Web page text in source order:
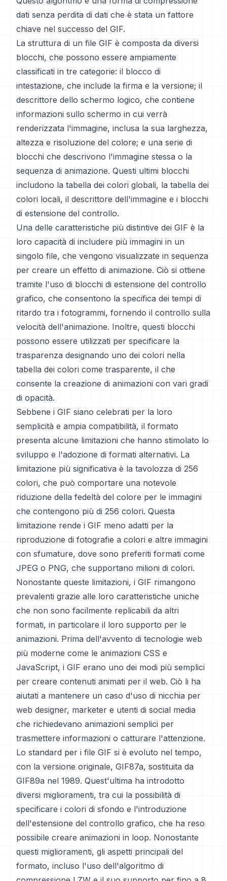
dati senza perdita di dati che è stata un fattore
chiave nel successo del GIF.
La struttura di un file GIF è composta da diversi
blocchi, che possono essere ampiamente
classificati in tre categorie: il blocco di
intestazione, che include la firma e la versione; il
descrittore dello schermo logico, che contiene
informazioni sullo schermo in cui verrà
renderizzata l'immagine, inclusa la sua larghezza,
altezza e risoluzione del colore; e una serie di
blocchi che descrivono l'immagine stessa o la
sequenza di animazione. Questi ultimi blocchi
includono la tabella dei colori globali, la tabella dei
colori locali, il descrittore dell'immagine e i blocchi
di estensione del controllo.
Una delle caratteristiche più distintive dei GIF è la
loro capacità di includere più immagini in un
singolo file, che vengono visualizzate in sequenza
per creare un effetto di animazione. Ciò si ottiene
tramite l'uso di blocchi di estensione del controllo
grafico, che consentono la specifica dei tempi di
ritardo tra i fotogrammi, fornendo il controllo sulla
velocità dell'animazione. Inoltre, questi blocchi
possono essere utilizzati per specificare la
trasparenza designando uno dei colori nella
tabella dei colori come trasparente, il che
consente la creazione di animazioni con vari gradi
di opacità.
Sebbene i GIF siano celebrati per la loro
semplicità e ampia compatibilità, il formato
presenta alcune limitazioni che hanno stimolato lo
sviluppo e l'adozione di formati alternativi. La
limitazione più significativa è la tavolozza di 256
colori, che può comportare una notevole
riduzione della fedeltà del colore per le immagini
che contengono più di 256 colori. Questa
limitazione rende i GIF meno adatti per la
riproduzione di fotografie a colori e altre immagini
con sfumature, dove sono preferiti formati come
JPEG o PNG, che supportano milioni di colori.
Nonostante queste limitazioni, i GIF rimangono
prevalenti grazie alle loro caratteristiche uniche
che non sono facilmente replicabili da altri
formati, in particolare il loro supporto per le
animazioni. Prima dell'avvento di tecnologie web
più moderne come le animazioni CSS e
JavaScript, i GIF erano uno dei modi più semplici
per creare contenuti animati per il web. Ciò li ha
aiutati a mantenere un caso d'uso di nicchia per
web designer, marketer e utenti di social media
che richiedevano animazioni semplici per
trasmettere informazioni o catturare l'attenzione.
Lo standard per i file GIF si è evoluto nel tempo,
con la versione originale, GIF87a, sostituita da
GIF89a nel 1989. Quest'ultima ha introdotto
diversi miglioramenti, tra cui la possibilità di
specificare i colori di sfondo e l'introduzione
dell'estensione del controllo grafico, che ha reso
possibile creare animazioni in loop. Nonostante
questi miglioramenti, gli aspetti principali del
formato, incluso l'uso dell'algoritmo di